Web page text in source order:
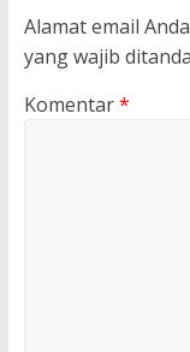
Alamat email
yang wajib
Komentar*